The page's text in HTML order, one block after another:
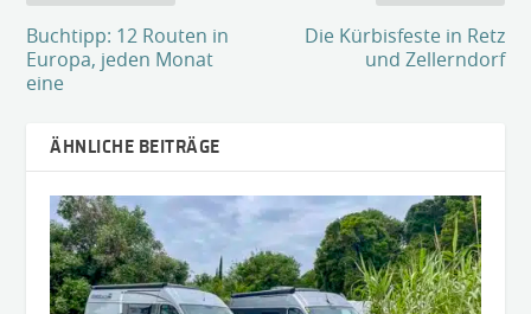
Buchtipp: 12 Routen in
Europa, jeden Monat
eine
Die Kürbisfeste in Retz
und Zellerndorf
ÄHNLICHE BEITRÄGE